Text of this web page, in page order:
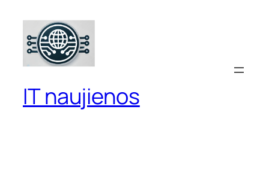
turinio
IT naujienos